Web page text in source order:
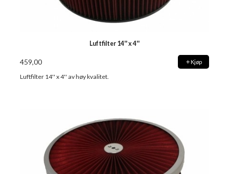
Luftfilter 14'' x 4''
459,00 Kjøp
Luftfilter 14'' x 4'' av høy kvalitet.